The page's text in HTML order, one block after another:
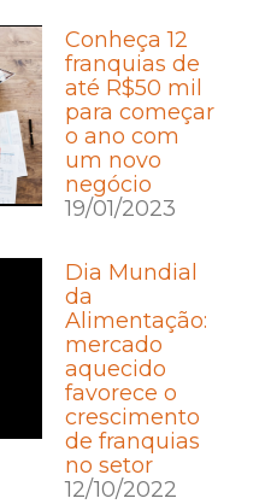
Conheça 12
franquias de
até R$50 mil
para começar
o ano com
um novo
negócio
19/01/2023
Dia Mundial
da
Alimentação:
mercado
aquecido
favorece o
crescimento
de franquias
no setor
12/10/2022